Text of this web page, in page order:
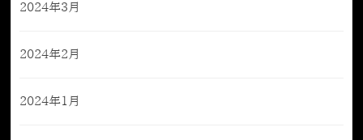
2024年3月
2024年2月
2024年1月